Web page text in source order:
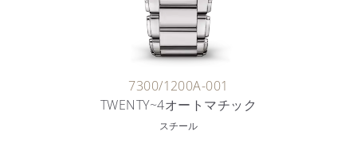
7300/1200A-001
TWENTY~4オートマチック
スチール